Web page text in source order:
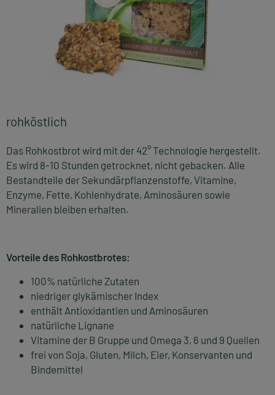
rohköstlich
Das Rohkostbrot wird mit der 42° Technologie hergestellt.
Es wird 8-10 Stunden getrocknet, nicht gebacken. Alle
Bestandteile der Sekundärpflanzenstoffe, Vitamine,
Enzyme, Fette, Kohlenhydrate, Aminosäuren sowie
Mineralien bleiben erhalten.
Vorteile des Rohkostbrotes:
100% natürliche Zutaten
niedriger glykämischer Index
enthält Antioxidantien und Aminosäuren
natürliche Lignane
Vitamine der B Gruppe und Omega 3, 6 und 9 Quellen
frei von Soja, Gluten, Milch, Eier, Konservanten und
Bindemittel